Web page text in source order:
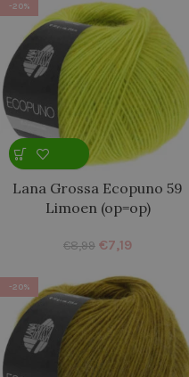
-20%
Lana Grossa Ecopuno 59
Limoen (op=op)
€8,99 €7,19
-20%